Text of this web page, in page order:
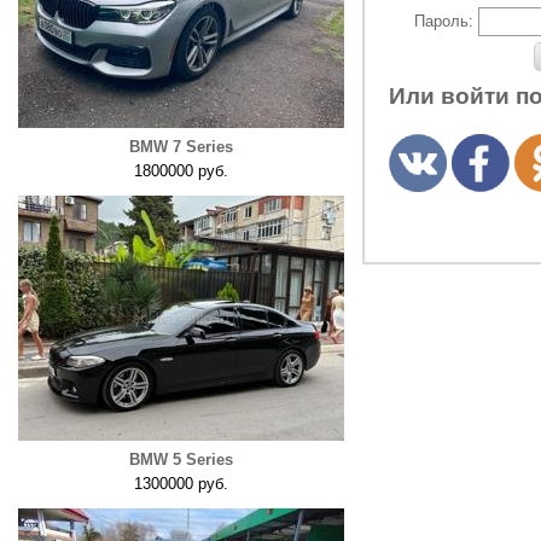
BMW 7 Series
1800000 руб.
BMW 5 Series
1300000 руб.
Пароль:
Или войти